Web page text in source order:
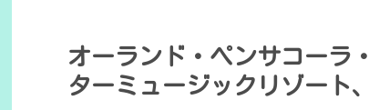
オーランド・ペンサコーラ
ターミュージックリゾート